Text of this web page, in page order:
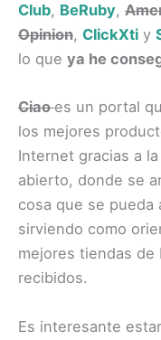
Club, BeRuby,
Opinion, ClickXti y
lo que ya he
Ciaoes un portal
los mejores
Internet gracias a
abierto, donde se
cosa que se pueda
sirviendo como
mejores tiendas
recibidos.
Es interesante